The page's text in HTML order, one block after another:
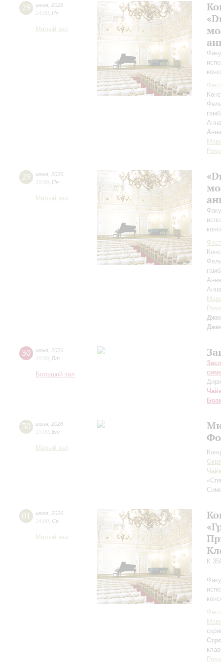
29 июня 2026
14:00 Пн
Малый зал
29 июня 2026
19:00 Пн
Малый зал
30 июня 2026
20:00 Вт
Большой зал
30 июня 2026
19:00 Вт
Малый зал
01 июля 2026
14:00 Ср
Малый зал
К